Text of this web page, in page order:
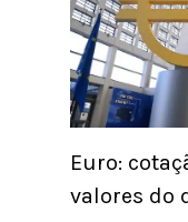
Euro:
valores do